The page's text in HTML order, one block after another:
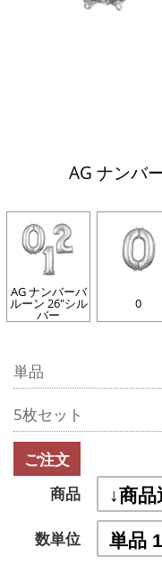
AG ナンバ
AG ナンバーバ
ルーン 26"シル
バー
0
単品
5枚セット
ご注文
商品
数単位